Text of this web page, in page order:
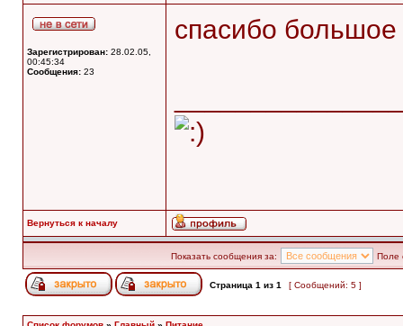
Зарегистрирован: 28.02.05,
00:45:34
Сообщения: 23
спасибо
Вернуться к началу
Показать сообщения за: Поле
Страница 1 из 1 [ Сообщений: 5 ]